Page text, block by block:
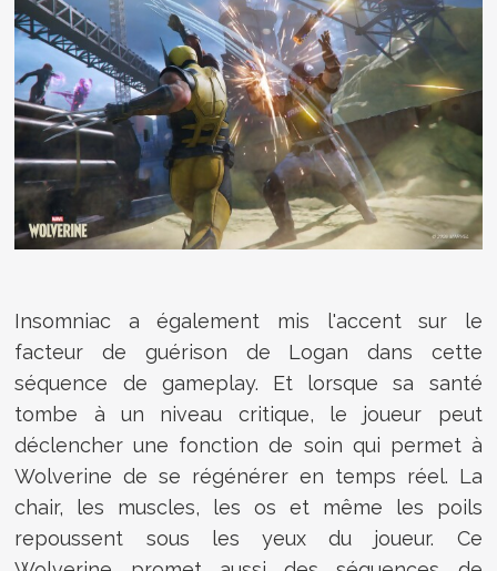
Insomniac a également mis l'accent sur le
facteur de guérison de Logan dans cette
séquence de gameplay. Et lorsque sa santé
tombe à un niveau critique, le joueur peut
déclencher une fonction de soin qui permet à
Wolverine de se régénérer en temps réel. La
chair, les muscles, les os et même les poils
repoussent sous les yeux du joueur. Ce